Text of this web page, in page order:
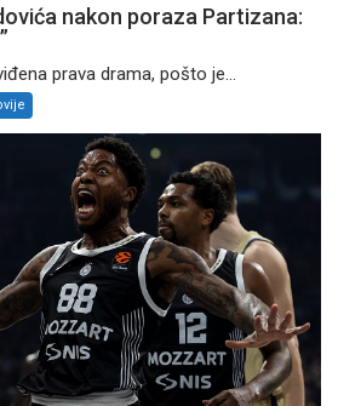
nakon poraza Partizana:
prava drama, pošto je...